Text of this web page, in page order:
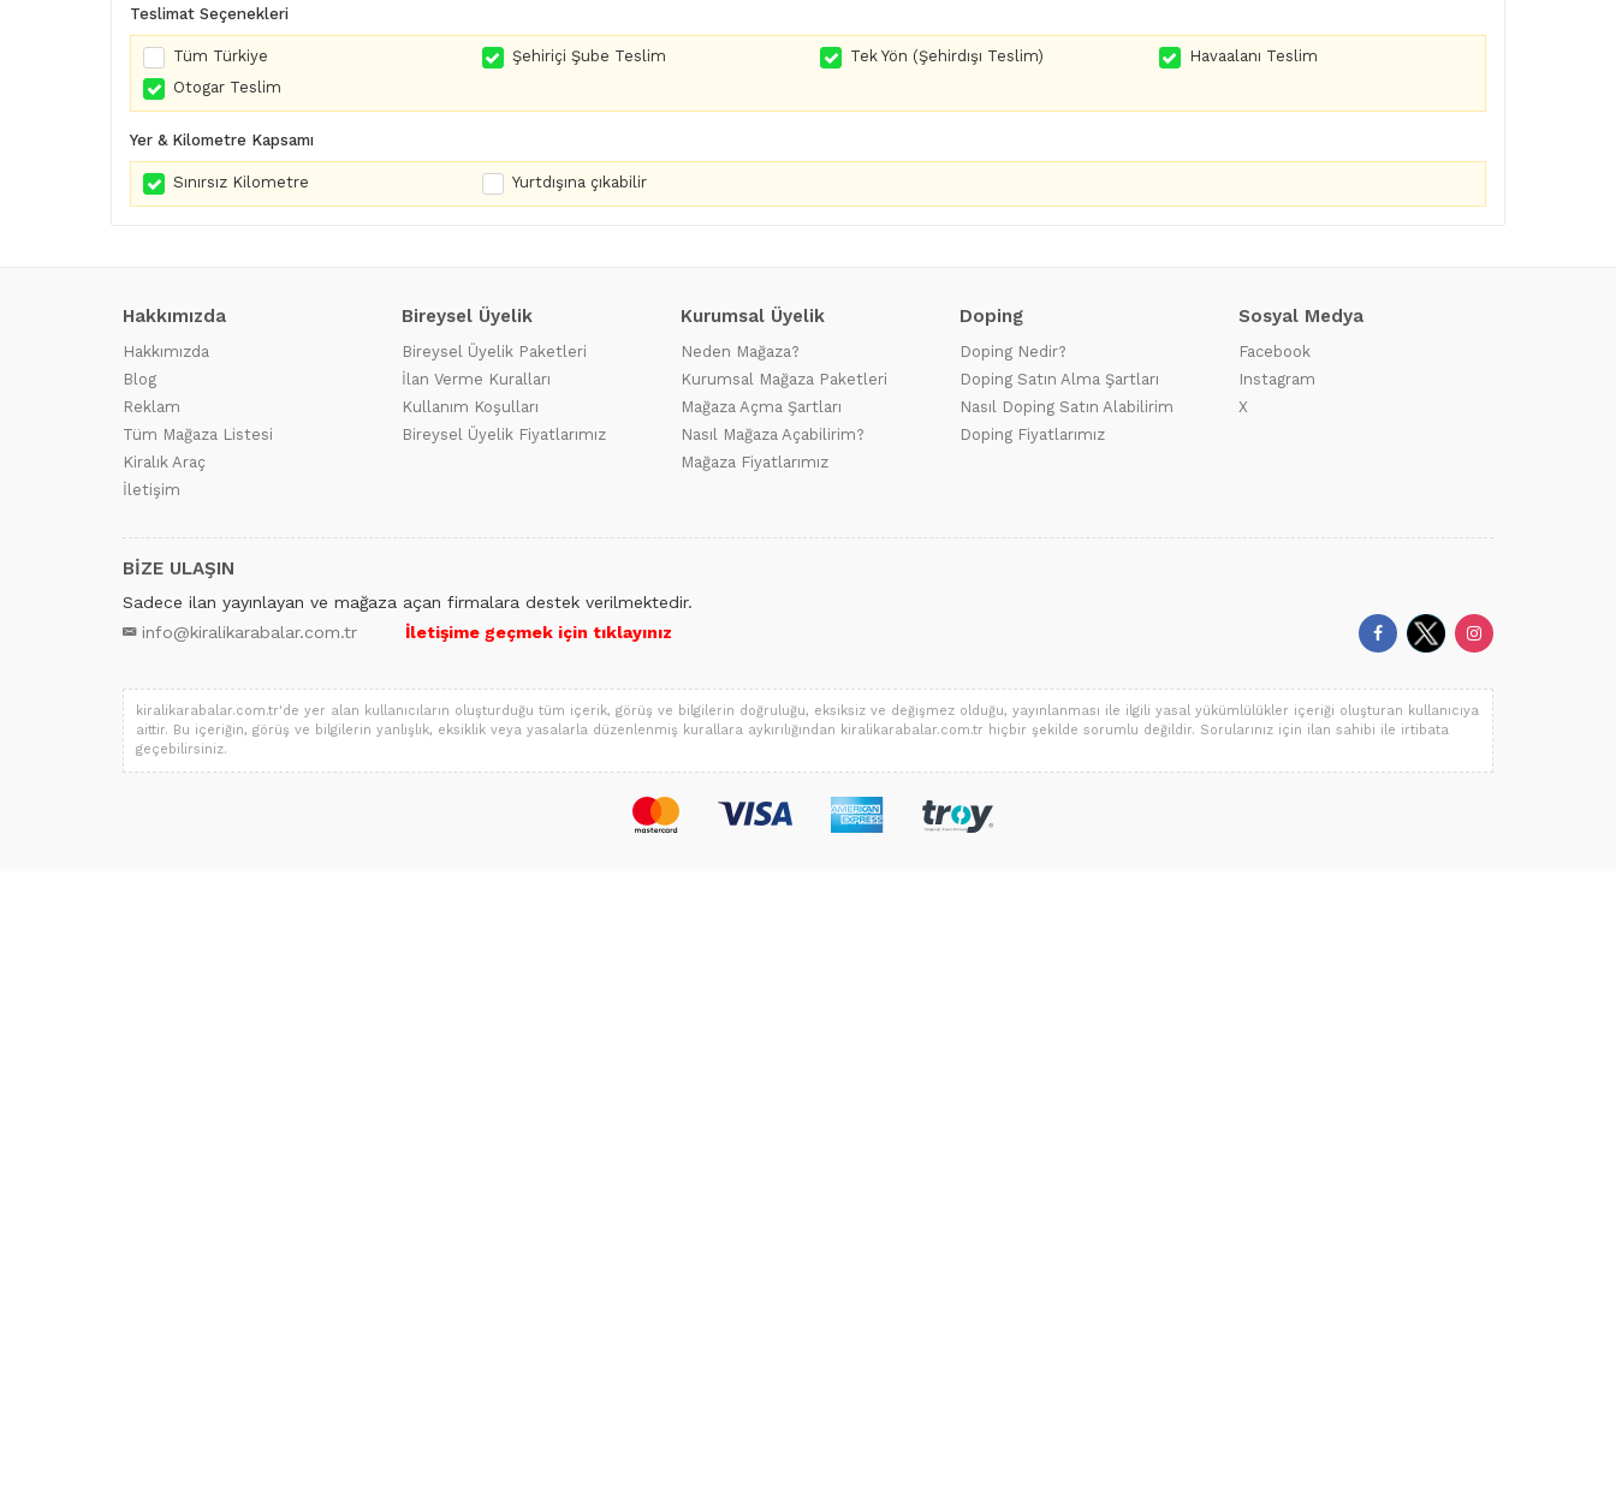
Teslimat Seçenekleri
Tüm Türkiye Şehiriçi Şube Teslim Tek Yön (Şehirdışı Teslim)
Havaalanı Teslim
Otogar Teslim
Yer & Kilometre Kapsamı
Sınırsız Kilometre Yurtdışına çıkabilir
Hakkımızda
Hakkımızda
Blog
Reklam
Tüm Mağaza Listesi
Kiralık Araç
İletişim
Bireysel Üyelik
Bireysel Üyelik Paketleri
İlan Verme Kuralları
Kullanım Koşulları
Bireysel Üyelik Fiyatlarımız
Kurumsal Üyelik
Neden Mağaza?
Kurumsal Mağaza Paketleri
Mağaza Açma Şartları
Nasıl Mağaza Açabilirim?
Mağaza Fiyatlarımız
Doping
Doping Nedir?
Doping Satın Alma Şartları
Nasıl Doping Satın Alabilirim
Doping Fiyatlarımız
Sosyal Medya
Facebook
Instagram
X
BİZE ULAŞIN
Sadece ilan yayınlayan ve mağaza açan firmalara destek verilmektedir.
info@kiralikarabalar.com.tr
İletişime geçmek için tıklayınız
kiralikarabalar.com.tr'de yer alan kullanıcıların oluşturduğu tüm içerik, görüş ve bilgilerin doğruluğu, eksiksiz ve değişmez olduğu, yayınlanması ile ilgili yasal yükümlülükler içeriği oluşturan kullanıcıya
aittir. Bu içeriğin, görüş ve bilgilerin yanlışlık, eksiklik veya yasalarla düzenlenmiş kurallara aykırılığından kiralikarabalar.com.tr hiçbir şekilde sorumlu değildir. Sorularınız için ilan sahibi ile irtibata
geçebilirsiniz.